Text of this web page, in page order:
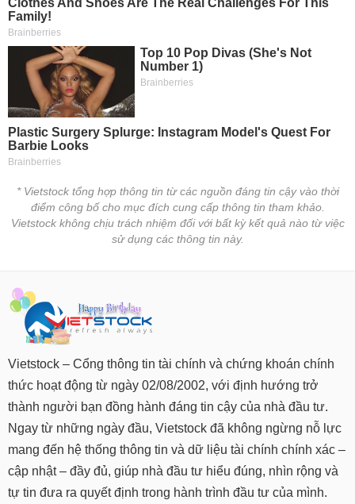
* Vietstock tổng hợp thông tin từ các nguồn đáng tin cậy vào thời
điểm công bố cho mục đích cung cấp thông tin tham khảo.
Vietstock không chịu trách nhiệm đối với bất kỳ kết quả nào từ việc
sử dụng các thông tin này.
Vietstock – Cổng thông tin tài chính và chứng khoán chính
thức hoạt động từ ngày 02/08/2002, với định hướng trở
thành người bạn đồng hành đáng tin cậy của nhà đầu tư.
Ngay từ những ngày đầu, Vietstock đã không ngừng nỗ lực
mang đến hệ thống thông tin và dữ liệu tài chính chính xác –
cập nhật – đầy đủ, giúp nhà đầu tư hiểu đúng, nhìn rộng và
tự tin đưa ra quyết định trong hành trình đầu tư của mình.